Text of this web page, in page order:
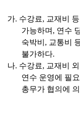
가. 수강료, 교재비
가능하며 , 연수
숙박비 , 교통비
불가하다.
나. 수강료, 교재비
연수 운영에 필
총무가 협의에